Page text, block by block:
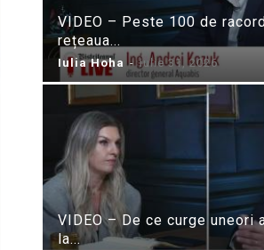
VIDEO – Peste 100 de
rețeaua...
Iulia Hoha - iulie 31, 2026
VIDEO – De ce curge uneori
la...